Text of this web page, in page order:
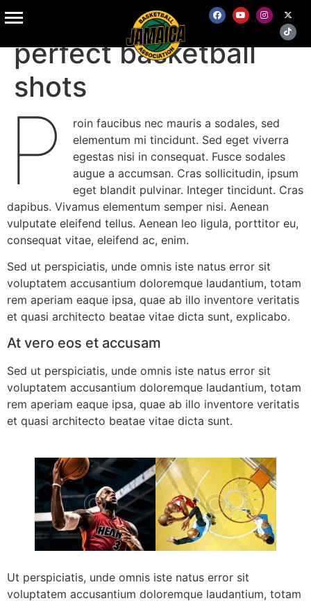
The science behind
perfect basketball
shots
P
roin faucibus nec mauris a sodales, sed
elementum mi tincidunt. Sed eget viverra
egestas nisi in consequat. Fusce sodales
augue a accumsan. Cras sollicitudin, ipsum
eget blandit pulvinar. Integer tincidunt. Cras
dapibus. Vivamus elementum semper nisi. Aenean
vulputate eleifend tellus. Aenean leo ligula, porttitor eu,
consequat vitae, eleifend ac, enim.
Sed ut perspiciatis, unde omnis iste natus error sit
voluptatem accusantium doloremque laudantium, totam
rem aperiam eaque ipsa, quae ab illo inventore veritatis
et quasi architecto beatae vitae dicta sunt, explicabo.
At vero eos et accusam
Sed ut perspiciatis, unde omnis iste natus error sit
voluptatem accusantium doloremque laudantium, totam
rem aperiam eaque ipsa, quae ab illo inventore veritatis
et quasi architecto beatae vitae dicta sunt.
Ut perspiciatis, unde omnis iste natus error sit
voluptatem accusantium doloremque laudantium, totam